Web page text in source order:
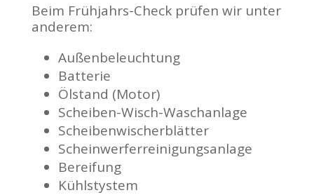
Beim Frühjahrs-Check prüfen wir unter
anderem:
Außenbeleuchtung
Batterie
Ölstand (Motor)
Scheiben-Wisch-Waschanlage
Scheibenwischerblätter
Scheinwerferreinigungsanlage
Bereifung
Kühlstystem